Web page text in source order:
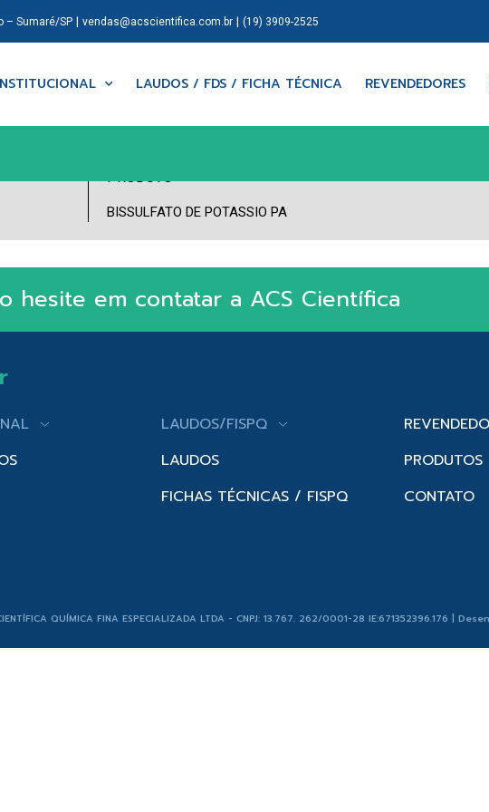
– Sumaré/SP| vendas@acscientifica.com.br| (19) 3909-2525
LAUDOS / FDS / FICHA TÉCNICA REVENDEDORES
BISSULFATO DE POTASSIO PA
hesite em contatar a ACS Científica
LAUDOS/FISPQ
LAUDOS
FICHAS TÉCNICAS / FISPQ
PRODUTOS
CONTATO
QUÍMICA FINA ESPECIALIZADA LTDA - CNPJ: 13.767. 262/0001-28 IE:671352396.176 |